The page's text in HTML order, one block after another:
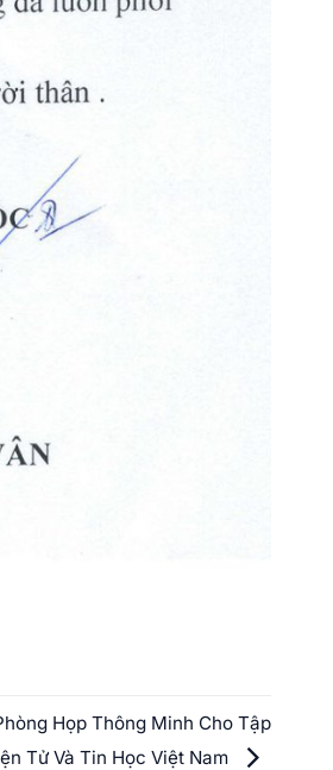
Họp Thông Minh Cho Tập
Tử Và Tin Học Việt Nam